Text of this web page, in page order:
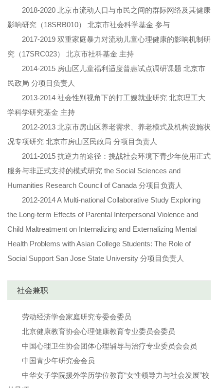
2018-2020 北京市流动人口与市民之间的群际网络及其健康
影响研究（18SRB010） 北京市社会科学基金 参与
2017-2019 双重家庭暴力对流动儿童心理健康的影响机制研
究（17SRC023） 北京市社科基金 主持
2014-2015 房山区儿童福利适度普惠试点调研课题 北京市
民政局 分项目负责人
2013-2014 社会性别视角下的打工嫂就业研究 北京理工大
学科学研究基金 主持
2012-2013 北京市房山区养老需求、养老模式及机构设施状
况专项研究 北京市房山区民政局 分项目负责人
2011-2015 抗逆力的途径：挑战社会环境下青少年使用正式
服务与非正式支持的模式研究 the Social Sciences and
Humanities Research Council of Canada 分项目负责人
2012-2014 A Multi-national Collaborative Study Exploring
the Long-term Effects of Parental Interpersonal Violence and
Child Maltreatment on Internalizing and Externalizing Mental
Health Problems with Asian College Students: The Role of
Social Support San Jose State University 分项目负责人
社会兼职
劳动经济学会家庭研究专委会委员
北京健康教育协会心理健康教育专业委员会委员
中国心理卫生协会团体心理辅导与治疗专业委员会会员
中国青少年研究会会员
中华女子学院援外学历学位教育“女性领导力与社会发展”校